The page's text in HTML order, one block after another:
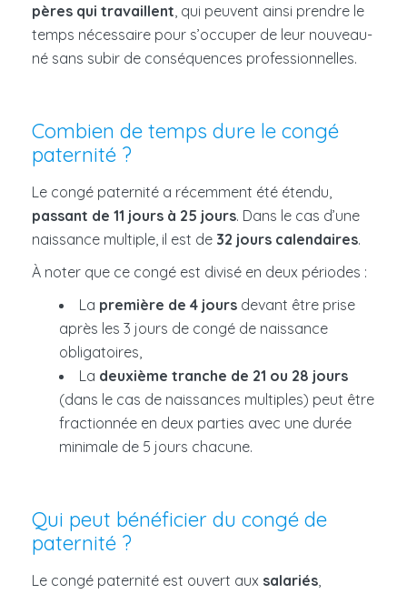
pères qui travaillent , qui peuvent ainsi prendre le
temps nécessaire pour s’occuper de leur nouveau-
né sans subir de conséquences professionnelles.
Combien de temps dure le congé
paternité ?
Le congé paternité a récemment été étendu,
passant de 11 jours à 25 jours. Dans le cas d’une
naissance multiple, il est de 32 jours calendaires.
À noter que ce congé est divisé en deux périodes :
La première de 4 jours devant être prise
après les 3 jours de congé de naissance
obligatoires,
La deuxième tranche de 21 ou 28 jours
(dans le cas de naissances multiples) peut être
fractionnée en deux parties avec une durée
minimale de 5 jours chacune.
Qui peut bénéficier du congé de
paternité ?
Le congé paternité est ouvert aux salariés